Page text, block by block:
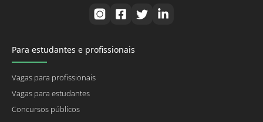
Para estudantes e profissionais
Vagas para profissionais
Vagas para estudantes
Concursos públicos